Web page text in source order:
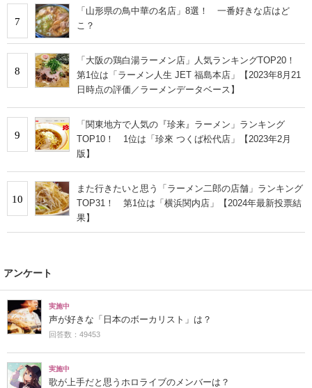
7
「山形県の鳥中華の名店」8選！ 一番好きな店はど
こ？
8
「大阪の鶏白湯ラーメン店」人気ランキングTOP20！
第1位は「ラーメン人生 JET 福島本店」【2023年8月21
日時点の評価／ラーメンデータベース】
9
「関東地方で人気の『珍来』ラーメン」ランキング
TOP10！ 1位は「珍來 つくば松代店」【2023年2月
版】
10
また行きたいと思う「ラーメン二郎の店舗」ランキング
TOP31！ 第1位は「横浜関内店」【2024年最新投票結
果】
アンケート
実施中
声が好きな「日本のボーカリスト」は？
回答数：49453
実施中
歌が上手だと思うホロライブのメンバーは？